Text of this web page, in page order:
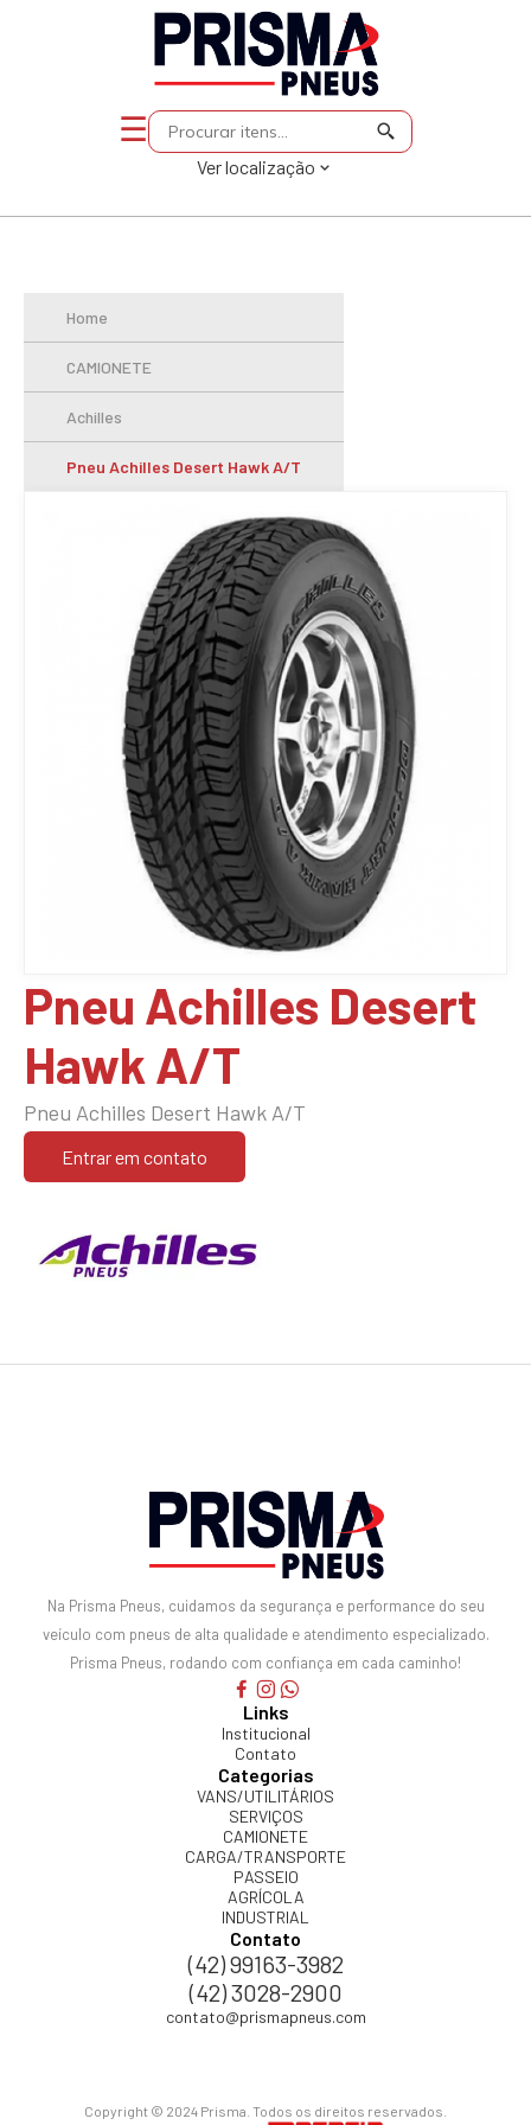
☰
Ver localização
Home
CAMIONETE
Achilles
Pneu Achilles Desert Hawk A/T
Pneu Achilles Desert
Hawk A/T
Pneu Achilles Desert Hawk A/T
Entrar em contato
Na Prisma Pneus, cuidamos da segurança e performance do seu
veículo com pneus de alta qualidade e atendimento especializado.
Prisma Pneus, rodando com confiança em cada caminho!
Links
Institucional
Contato
Categorias
VANS/UTILITÁRIOS
SERVIÇOS
CAMIONETE
CARGA/TRANSPORTE
PASSEIO
AGRÍCOLA
INDUSTRIAL
Contato
(42) 99163-3982
(42) 3028-2900
contato@prismapneus.com
Copyright © 2024 Prisma. Todos os direitos reservados.